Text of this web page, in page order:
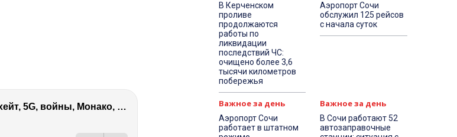
Виктория Боня – Эверест, P.Diddy, Ozempic, мужчины, хейт, 5G, войны, Монако, ДОМ-2, Трамп, Собчак
В Керченском
проливе
продолжаются
работы по
ликвидации
последствий ЧС:
очищено более 3,6
тысячи километров
побережья
Аэропорт Сочи
обслужил 125 рейсов
с начала суток
Важное за день
Аэропорт Сочи
работает в штатном
Важное за день
В Сочи работают 52
автозаправочные